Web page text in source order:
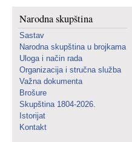
Narodna skupština
Sastav
Narodna skupština u brojkama
Uloga i način rada
Organizacija i stručna služba
Važna dokumenta
Brošure
Skupština 1804-2026.
Istorijat
Kontakt